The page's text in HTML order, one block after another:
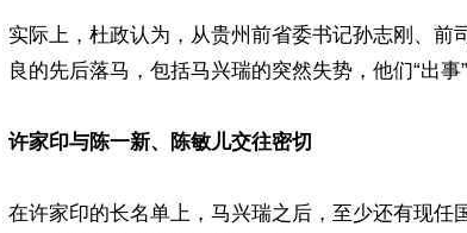
实际上，杜政认为，从贵州前省委书记孙志刚、前
良的先后落马，包括马兴瑞的突然失势，他们“出事
许家印与陈一新、陈敏儿交往密切
在许家印的长名单上，马兴瑞之后，至少还有现任